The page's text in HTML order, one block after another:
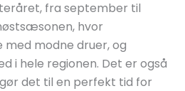
fra september til
hvor
modne druer, og
i hele regionen. Det er også
det til en perfekt tid for